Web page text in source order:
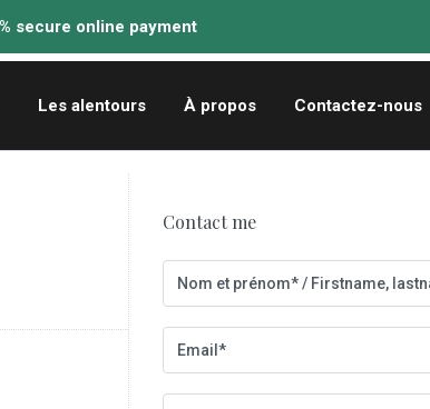
Les alentours À propos Contactez-nous
Contact me